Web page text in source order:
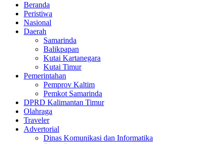
Beranda
Peristiwa
Nasional
Daerah
Samarinda
Balikpapan
Kutai Kartanegara
Kutai Timur
Pemerintahan
Pemprov Kaltim
Pemkot Samarinda
DPRD Kalimantan Timur
Olahraga
Traveler
Advertorial
Dinas Komunikasi dan Informatika